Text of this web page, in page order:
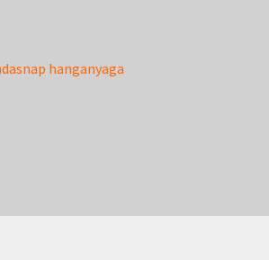
hanganyaga